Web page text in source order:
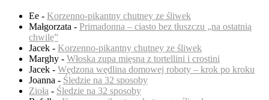
Ee - Korzenno-pikantny chutney ze śliwek
Małgorzata - Primadonna – ciasto bez tłuszczu „na ostatnią
chwilę”
Jacek - Korzenno-pikantny chutney ze śliwek
Marghy - Włoska zupa mięsna z tortellini i crostini
Jacek - Wędzona wędlina domowej roboty – krok po kroku
Joanna - Śledzie na 32 sposoby
Zioła - Śledzie na 32 sposoby